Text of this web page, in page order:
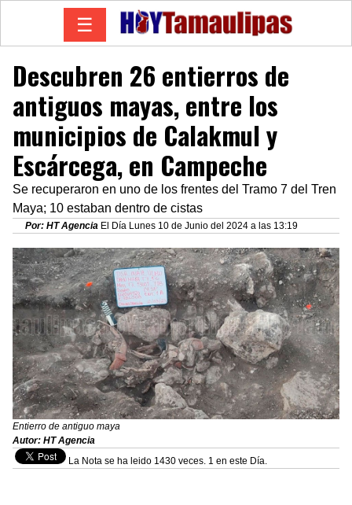
☰
Descubren 26 entierros de
antiguos mayas, entre los
municipios de Calakmul y
Escárcega, en Campeche
Se recuperaron en uno de los frentes del Tramo 7 del Tren
Maya; 10 estaban dentro de cistas
Por: HT Agencia El Día Lunes 10 de Junio del 2024 a las 13:19
Entierro de antiguo maya
Autor: HT Agencia
La Nota se ha leido 1430 veces. 1 en este Día.